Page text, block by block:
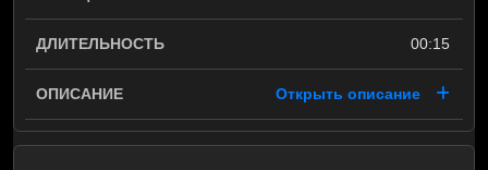
00:15
Открыть описание